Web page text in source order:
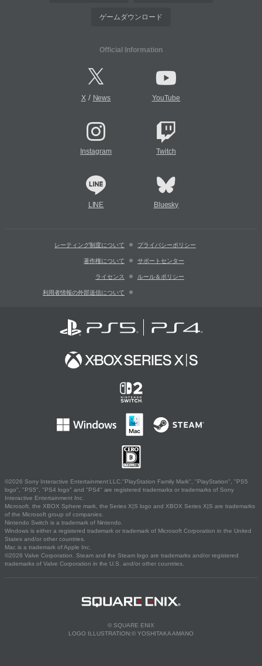
ゲームダウンロード
Official Information
X/ News YouTube
Instagram Twitch
LINE Bluesky
レーティング制度について プライバシーポリシー
著作権について サポートセンター
ライセンス ルール＆ポリシー
利用者情報の外部送信について
©2026 Sony Interactive Entertainment LLC."PlayStation Family Mark", "PlayStation", "PS5
logo", "PS5", "PS4 logo" and "PS4" are registered trademarks or trademarks of Sony
Interactive Entertainment Inc.
Microsoft, the XBOX Sphere mark, the Series X|S logo and XBOX Series X|S are trademarks
of the Microsoft group of companies.
Nintendo Switch is a trademark of Nintendo.
Windows is either a registered trademark or trademark of Microsoft Corporation in the United
States and/or other countries.
Mac is a trademark of Apple Inc.
©2026 Valve Corporation. Steam and the Steam logo are trademarks and/or registered
trademarks of Valve Corporation in the U.S. and/or other countries.
© SQUARE ENIX
LOGO ILLUSTRATION:© YOSHITAKA AMANO